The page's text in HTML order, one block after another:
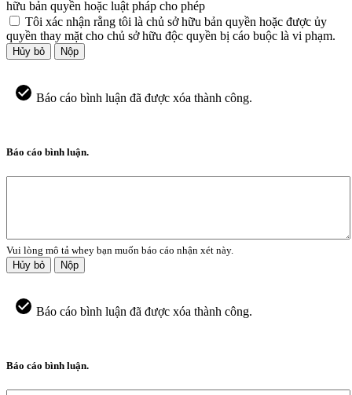
hữu bản quyền hoặc luật pháp cho phép
Tôi xác nhận rằng tôi là chủ sở hữu bản quyền hoặc được ủy
quyền thay mặt cho chủ sở hữu độc quyền bị cáo buộc là vi phạm.
Hủy bỏ Nộp
Báo cáo bình luận đã được xóa thành công.
Báo cáo bình luận.
Vui lòng mô tả whey bạn muốn báo cáo nhận xét này.
Hủy bỏ
Nộp
Báo cáo bình luận đã được xóa thành công.
Báo cáo bình luận.